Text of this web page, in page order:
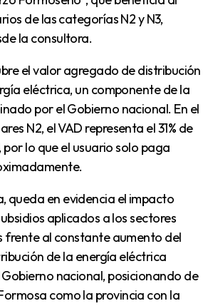
de las categorías N2 y N3,
la consultora.
eléctrica, un componente de la
por el Gobierno nacional. En el
N2, el VAD representa el 31% de
lo que el usuario solo paga
aplicados a los sectores
frente al constante aumento del
de la energía eléctrica
nacional, posicionando de
como la provincia con la